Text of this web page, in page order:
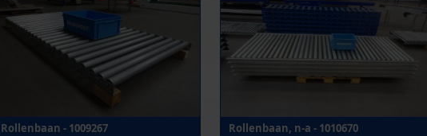
Rollenbaan - 1009267 Rollenbaan, n-a - 1010670